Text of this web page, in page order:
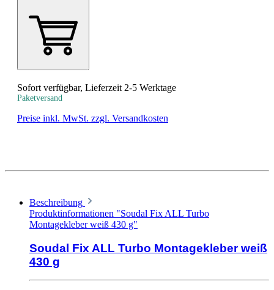
Sofort verfügbar, Lieferzeit 2-5 Werktage
Paketversand
Preise inkl. MwSt. zzgl. Versandkosten
Beschreibung
Produktinformationen "Soudal Fix ALL Turbo
Montagekleber weiß 430 g"
Soudal Fix ALL Turbo Montagekleber weiß
430 g